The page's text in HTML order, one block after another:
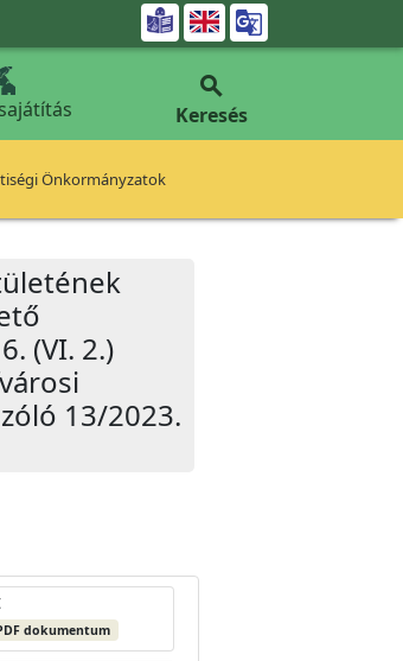


Keresés
Önkormányzatok
(VI. 2.)
13/2023.
dokumentum